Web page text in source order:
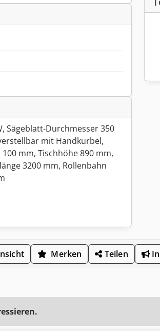
Sägeblatt-Durchmesser 350
mit Handkurbel,
mm, Tischhöhe 890 mm,
3200 mm, Rollenbahn
Merken Teilen